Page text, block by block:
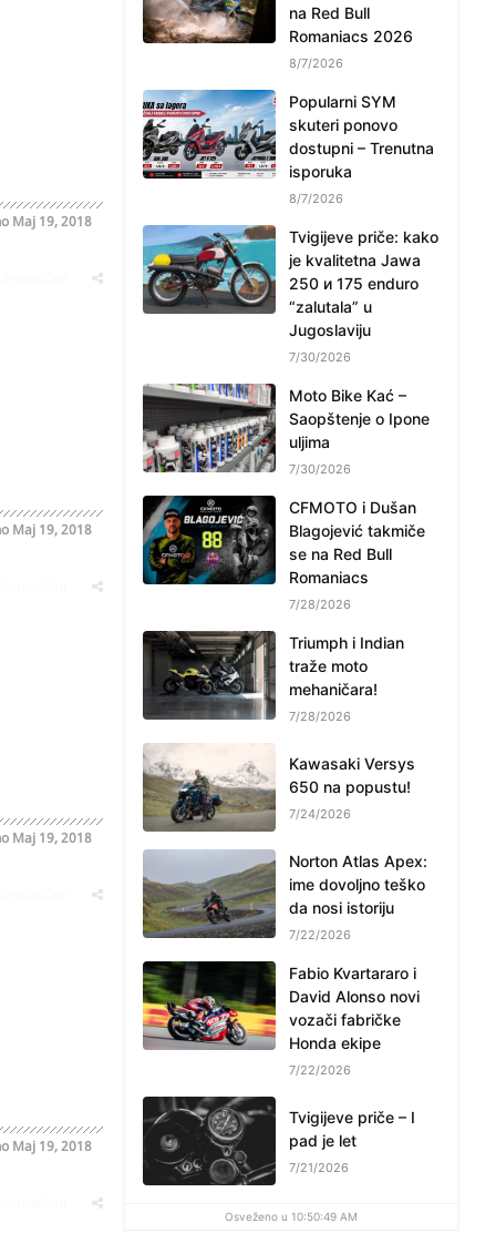
Maj 19, 2018
Maj 19, 2018
Maj 19, 2018
Maj 19, 2018
na Red Bull
Romaniacs 2026
8/7/2026
Popularni SYM
skuteri ponovo
dostupni – Trenutna
isporuka
8/7/2026
Tvigijeve priče: kako
je kvalitetna Jawa
250 и 175 enduro
“zalutala” u
Jugoslaviju
7/30/2026
Moto Bike Kać –
Saopštenje o Ipone
uljima
7/30/2026
CFMOTO i Dušan
Blagojević takmiče
se na Red Bull
Romaniacs
7/28/2026
Triumph i Indian
traže moto
mehaničara!
7/28/2026
Kawasaki Versys
650 na popustu!
7/24/2026
Norton Atlas Apex:
ime dovoljno teško
da nosi istoriju
7/22/2026
Fabio Kvartararo i
David Alonso novi
vozači fabričke
Honda ekipe
7/22/2026
Tvigijeve priče – I
pad je let
7/21/2026
Osveženo u 10:50:49 AM